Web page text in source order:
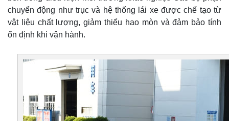
chuyển động như trục và hệ thống lái xe được chế tạo từ
vật liệu chất lượng, giảm thiểu hao mòn và đảm bảo tính
ổn định khi vận hành.